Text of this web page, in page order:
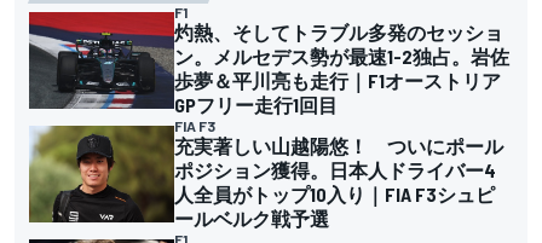
F1
灼熱、そしてトラブル多発のセッショ
ン。メルセデス勢が最速1-2独占。岩佐
歩夢＆平川亮も走行｜F1オーストリア
GPフリー走行1回目
FIA F3
充実著しい山越陽悠！ ついにポール
ポジション獲得。日本人ドライバー4
人全員がトップ10入り｜FIA F3シュピ
ールベルク戦予選
F1